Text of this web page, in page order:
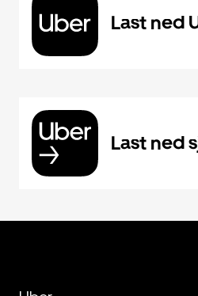
Last ned
Last ned